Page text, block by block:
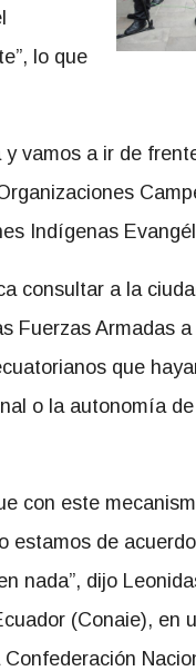
lo que
y vamos a ir de
Indígenas
consultar a la
Fuerzas Armadas
que
o la autonomía
con este
estamos de
nada”, dijo
(Conaie), en